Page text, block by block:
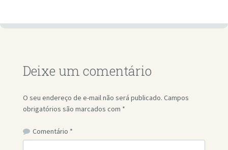
Deixe um comentário
O seu endereço de e-mail não será publicado. Campos
obrigatórios são marcados com *
Comentário *